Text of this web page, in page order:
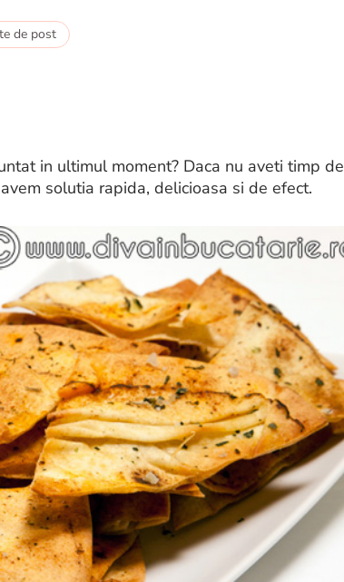
de post
in ultimul moment? Daca nu aveti timp de
solutia rapida, delicioasa si de efect.